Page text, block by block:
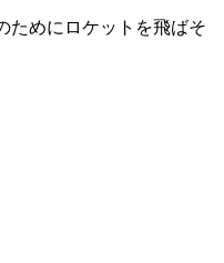
めにロケットを飛ばそ